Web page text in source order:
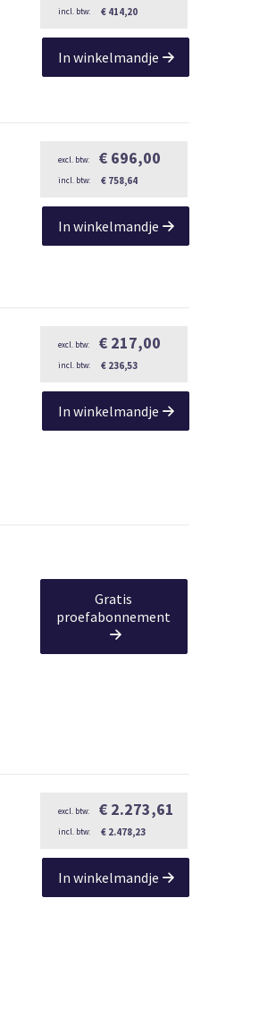
€ 414,20
In winkelmandje
€ 696,00
€ 758,64
In winkelmandje
€ 217,00
€ 236,53
In winkelmandje
Gratis
proefabonnement
€ 2.273,61
€ 2.478,23
In winkelmandje